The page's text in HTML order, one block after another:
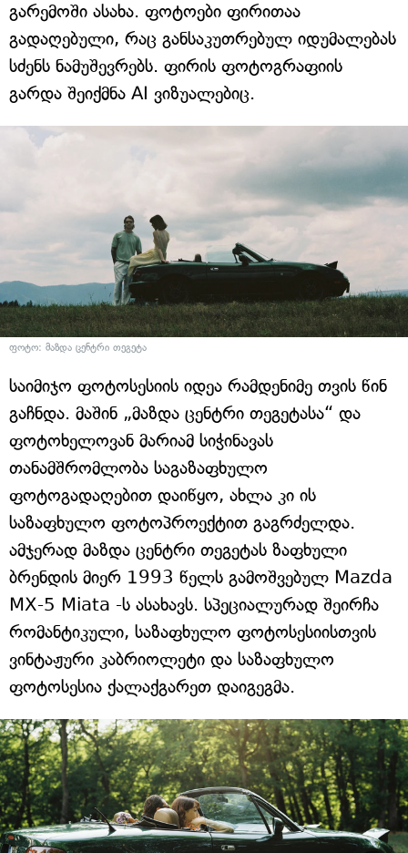
გარემოში ასახა. ფოტოები ფირითაა
გადაღებული, რაც განსაკუთრებულ იდუმალებას
სძენს ნამუშევრებს. ფირის ფოტოგრაფიის
გარდა შეიქმნა AI ვიზუალებიც.
ფოტო: მაზდა ცენტრი თეგეტა
საიმიჯო ფოტოსესიის იდეა რამდენიმე თვის წინ
გაჩნდა. მაშინ „მაზდა ცენტრი თეგეტასა“ და
ფოტოხელოვან მარიამ სიჭინავას
თანამშრომლობა საგაზაფხულო
ფოტოგადაღებით დაიწყო, ახლა კი ის
საზაფხულო ფოტოპროექტით გაგრძელდა.
ამჯერად მაზდა ცენტრი თეგეტას ზაფხული
ბრენდის მიერ 1993 წელს გამოშვებულ Mazda
MX-5 Miata -ს ასახავს. სპეციალურად შეირჩა
რომანტიკული, საზაფხულო ფოტოსესიისთვის
ვინტაჟური კაბრიოლეტი და საზაფხულო
ფოტოსესია ქალაქგარეთ დაიგეგმა.